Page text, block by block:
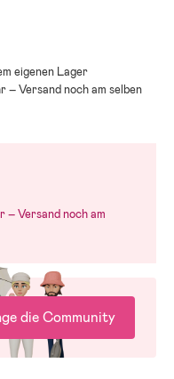
eigenen Lager
Versand noch am selben
– Versand noch am
die Community